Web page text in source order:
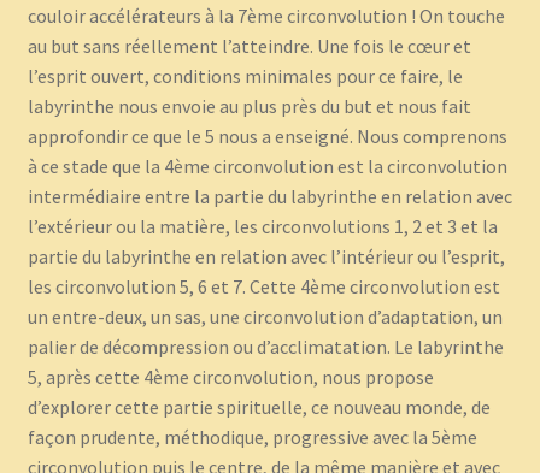
couloir accélérateurs à la 7ème circonvolution ! On touche
au but sans réellement l’atteindre. Une fois le cœur et
l’esprit ouvert, conditions minimales pour ce faire, le
labyrinthe nous envoie au plus près du but et nous fait
approfondir ce que le 5 nous a enseigné. Nous comprenons
à ce stade que la 4ème circonvolution est la circonvolution
intermédiaire entre la partie du labyrinthe en relation avec
l’extérieur ou la matière, les circonvolutions 1, 2 et 3 et la
partie du labyrinthe en relation avec l’intérieur ou l’esprit,
les circonvolution 5, 6 et 7. Cette 4ème circonvolution est
un entre-deux, un sas, une circonvolution d’adaptation, un
palier de décompression ou d’acclimatation. Le labyrinthe
5, après cette 4ème circonvolution, nous propose
d’explorer cette partie spirituelle, ce nouveau monde, de
façon prudente, méthodique, progressive avec la 5ème
circonvolution puis le centre, de la même manière et avec